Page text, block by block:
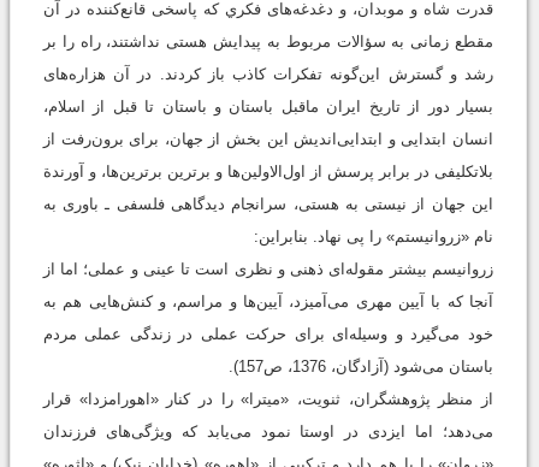
قدرت شاه و موبدان، و دغدغه‌های فکري که پاسخی قانع‌کننده در آن
مقطع زمانی به سؤالات مربوط به پیدایش هستی نداشتند، راه را بر
رشد و گسترش این‌گونه تفکرات کاذب باز کردند. در آن هزاره‌های
بسیار دور از تاریخ ایران ماقبل باستان و باستان تا قبل از اسلام،
انسان ابتدایی و ابتدایی‌اندیش این بخش از جهان، برای برون‌رفت از
بلاتکلیفی در برابر پرسش از اول‌الاولین‌ها و برترین برترین‌ها، و آورندة
این جهان از نیستی به هستی، سرانجام دیدگاهی فلسفی ـ باوری به
نام «زروانیستم» را پی نهاد. بنابراین:
زروانیسم بیشتر مقوله‌ای ذهنی و نظری است تا عینی و عملی؛ اما از
آنجا که با آیین مهری می‌آمیزد، آیین‌ها و مراسم، و کنش‌هایی هم به
خود می‌گیرد و وسیله‌ای برای حرکت عملی در زندگی عملی مردم
باستان می‌شود (آزادگان، 1376، ص157).
از منظر پژوهشگران، ثنویت، «میترا» را در کنار «اهورامزدا» قرار
می‌دهد؛ اما ایزدی در اوستا نمود می‌یابد که ویژگی‌های فرزندان